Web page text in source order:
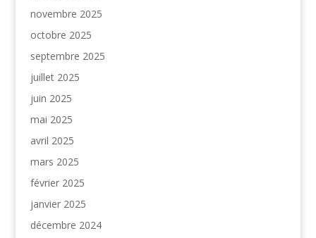
novembre 2025
octobre 2025
septembre 2025
juillet 2025
juin 2025
mai 2025
avril 2025
mars 2025
février 2025
janvier 2025
décembre 2024